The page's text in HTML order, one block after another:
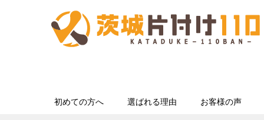
初めての方へ 選ばれる理由 お客様の声